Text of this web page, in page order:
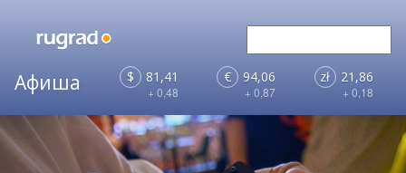
$ 81,41
+ 0,48
€ 94,06
+ 0,87
zł 21,86
+ 0,18